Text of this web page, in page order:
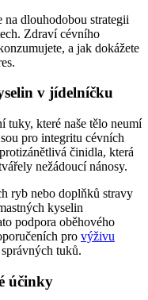
na dlouhodobou strategii
Zdraví cévního
a jak dokážete
v jídelníčku
tuky, které naše tělo neumí
pro integritu cévních
činidla, která
nežádoucí nánosy.
ryb nebo doplňků stravy
kyselin
podpora oběhového
pro výživu
tuků.
účinky